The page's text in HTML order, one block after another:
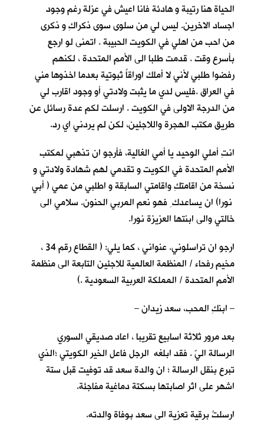
الحياة هنا رتيبة و هادئة فانا اعيش في عزلة رغم وجود
اجساد الاخرين. ليس لي من سلوى سوى ذكراكِ و ذكرى
من احب من اهلي في الكويت الحبيبة . اتمنى لو ارجع
بأسرع وقت . قدمت طلبا الى الأمم المتحدة ، لكنهم
رفضوا طلبي لأني لا أملك اوراقاً ثبوتية بعدما اخذوها مني
في العراق .فليس لدي ما يثبت ولادتي أو وجود اقارب لي
من الدرجة الاولى في الكويت . ارسلت لكم عدة رسائل عن
طريق مكتب الهجرة واللاجئين، لكن لم يردني اي رد.
انتِ أملي الوحيد يا أمي الغالية، فأرجو ان تذهبي لمكتب
الأمم المتحدة في الكويت و تقدمي لهم شهادة ولادتي و
نسخة من اقامتكِ واقامتي السابقة و اطلبي من عمي ( أبي
نورا) ان يساعدك ِ فهو نعم المربي الحنون. سلامي الى
خالتي والى ابنتها العزيزة نورا.
ارجو ان تراسلوني. عنواني ، كما يلي: ( القطاع رقم 34 ،
مخيم رفحاء / المنظمة العالمية للاجئين التابعة الى منظمة
الأمم المتحدة / المملكة العربية السعودية .)
– ابنكِ المحب، سعد زيدان –
بعد مرور ثلاثة اسابيع تقريبا ، اعاد صديقي السوري
الرسالة اليّ . فقد ابلغه الرجل فاعل الخير الكويتي ؛الذي
تبرع بنقل الرسالة ؛ ان والدة سعد قد توفيت قبل ستة
اشهر على اثر اصابتها بسكتة دماغية مفاجئة.
ارسلتُ برقية تعزية الى سعد بوفاة والدته.